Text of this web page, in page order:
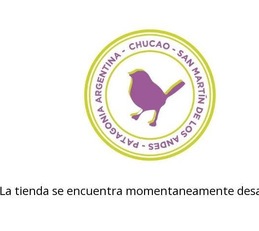
La tienda se encuentra momentaneamente